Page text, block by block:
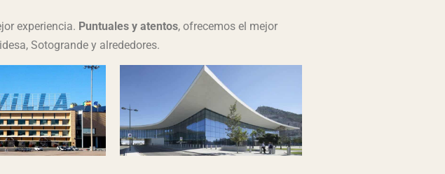
experiencia. Puntuales y atentos, ofrecemos el mejor
Sotogrande y alrededores.